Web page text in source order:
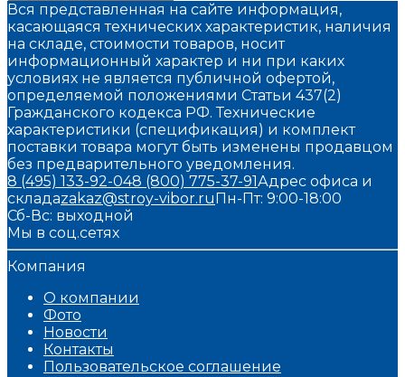
Вся представленная на сайте информация,
касающаяся технических характеристик, наличия
на складе, стоимости товаров, носит
информационный характер и ни при каких
условиях не является публичной офертой,
определяемой положениями Статьи 437(2)
Гражданского кодекса РФ. Технические
характеристики (спецификация) и комплект
поставки товара могут быть изменены продавцом
без предварительного уведомления.
8 (495) 133-92-048 (800) 775-37-91Адрес офиса и
складаzakaz@stroy-vibor.ru Пн-Пт: 9:00-18:00
Сб-Вс: выходной
Мы в соц.сетях
Компания
О компании
Фото
Новости
Контакты
Пользовательское соглашение